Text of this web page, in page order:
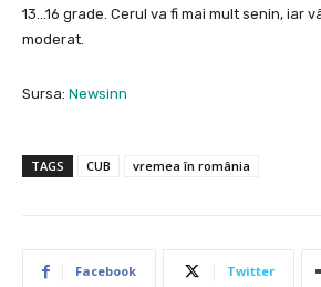
13…16 grade. Cerul va fi mai mult senin, iar
moderat.
Sursa: Newsinn
TAGS CUB vremea în românia
Facebook Twitter